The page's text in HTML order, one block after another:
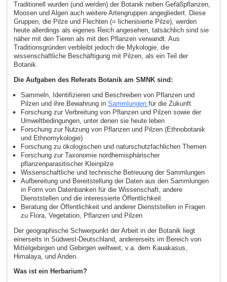
Traditionell wurden (und werden) der Botanik neben Gefäßpflanzen,
Moosen und Algen auch weitere Artengruppen angegliedert. Diese
Gruppen, die Pilze und Flechten (= lichenisierte Pilze), werden
heute allerdings als eigenes Reich angesehen, tatsächlich sind sie
näher mit den Tieren als mit den Pflanzen verwandt. Aus
Traditionsgründen verbleibt jedoch die Mykologie, die
wissenschaftliche Beschäftigung mit Pilzen, als ein Teil der
Botanik.
Die Aufgaben des Referats Botanik am SMNK sind:
Sammeln, Identifizieren und Beschreiben von Pflanzen und
Pilzen und ihre Bewahrung in Sammlungen für die Zukunft
Forschung zur Verbreitung von Pflanzen und Pilzen sowie der
Umweltbedingungen, unter denen sie heute leben
Forschung zur Nutzung von Pflanzen und Pilzen (Ethnobotanik
und Ethnomykologie)
Forschung zu ökologischen und naturschutzfachlichen Themen
Forschung zur Taxonomie nordhemisphärischer
pflanzenparasitischer Kleinpilze
Wissenschaftliche und technische Betreuung der Sammlungen
Aufbereitung und Bereitstellung der Daten aus den Sammlungen
in Form von Datenbanken für die Wissenschaft, andere
Dienststellen und die interessierte Öffentlichkeit
Beratung der Öffentlichkeit und anderer Dienststellen in Fragen
zu Flora, Vegetation, Pflanzen und Pilzen
Der geographische Schwerpunkt der Arbeit in der Botanik liegt
einerseits in Südwest-Deutschland, andererseits im Bereich von
Mittelgebirgen und Gebirgen weltweit, v.a. dem Kauakasus,
Himalaya, und Anden.
Was ist ein Herbarium?